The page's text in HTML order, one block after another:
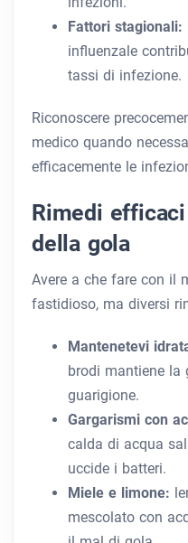
Fattori stagionali:
influenzale
tassi di infezione.
Riconoscere
medico quando
efficacemente le
Rimedi
della gola
Avere a che fare con il
fastidioso, ma diversi
Mantenetevi
brodi mantiene la
guarigione.
Gargarismi con
calda di acqua
uccide i batteri.
Miele e limone:
mescolato con